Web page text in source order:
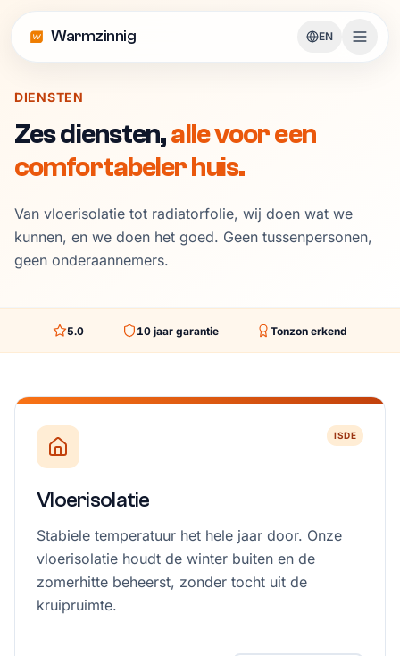
Warmzinnig EN
DIENSTEN
Zes diensten,alle voor een
comfortabeler huis.
Van vloerisolatie tot radiatorfolie, wij doen wat we
kunnen, en we doen het goed. Geen tussenpersonen,
geen onderaannemers.
5.0 10 jaar garantie Tonzon erkend
ISDE
Vloerisolatie
Stabiele temperatuur het hele jaar door. Onze
vloerisolatie houdt de winter buiten en de
zomerhitte beheerst, zonder tocht uit de
kruipruimte.